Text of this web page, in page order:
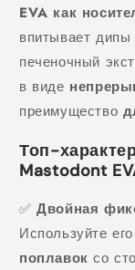
EVA как
впитывает
печеночный
в виде
преимущество
Топ-
Mastodont
✅ Двойная
Используйте
поплавок со